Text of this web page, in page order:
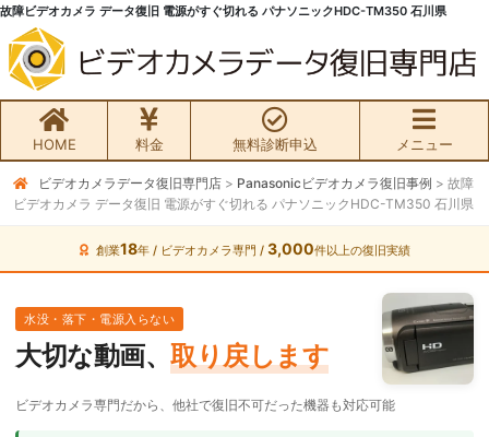
故障ビデオカメラ データ復旧 電源がすぐ切れる パナソニックHDC-TM350 石川県
HOME 料金 無料診断申込 メニュー
無料初期診断お申込み
ビデオカメラ データ復旧HOME
料金・メニュー
サービスの流れ
ビデオカメラデータ復旧専門店 > Panasonicビデオカメラ復旧事例 > 故障
ビデオカメラ データ復旧 電源がすぐ切れる パナソニックHDC-TM350 石川県
創業18年 / ビデオカメラ専門 / 3,000件以上の復旧実績
水没・落下・電源入らない
大切な動画、 取り戻します
ビデオカメラ専門だから、他社で復旧不可だった機器も対応可能